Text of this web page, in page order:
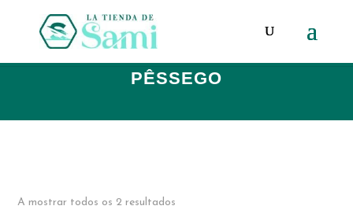
PÊSSEGO
A mostrar todos os 2 resultados